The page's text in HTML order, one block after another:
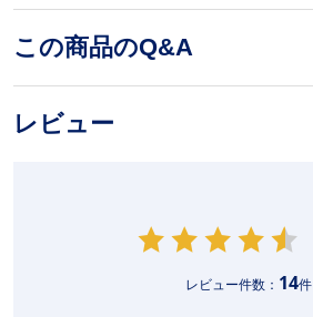
この商品のQ&A
レビュー
レビュー件数： 14件